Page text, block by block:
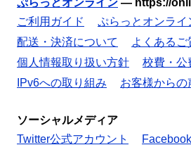
ご利用ガイド
ぷらっとオンライ
配送・決済について
よくあるご
個人情報取り扱い方針
校費・公
IPv6への取り組み
お客様からの
ソーシャルメディア
Twitter公式アカウント